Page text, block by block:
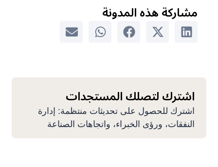
مشاركة هذه المدونة
اشترك لتصلك المستجدات
اشترك للحصول على تحديثات منتظمة: إدارة
النفقات، ورؤى الخبراء، واتجاهات الصناعة